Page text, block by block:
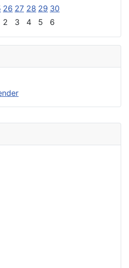
26 27 28 29 30
2 3 4 5 6